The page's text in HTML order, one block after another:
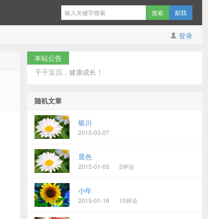
邮我
登录
本站公告
千千宝贝，健康成长！
随机文章
银川
2015-03-07
晨色
2015-01-05 3评论
小年
2015-01-16 10评论